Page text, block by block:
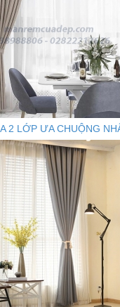
2 LỚP ƯA CHUỘNG